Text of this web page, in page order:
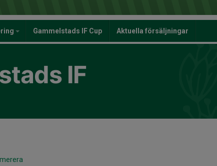
Gammelstads IF Cup Aktuella försäljningar
IF